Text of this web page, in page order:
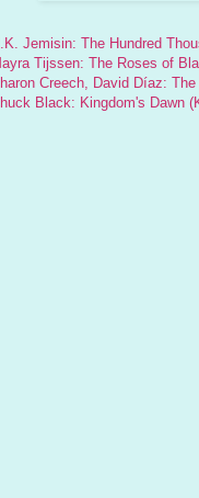
Jemisin: The Hundred
Tijssen: The Roses of
Creech, David Díaz:
Black: Kingdom's Dawn